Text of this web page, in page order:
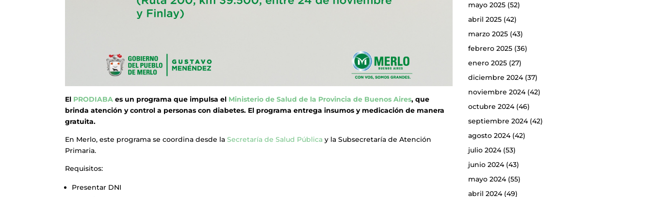
El PRODIABA es un programa que impulsa el Ministerio de Salud de la Provincia de Buenos Aires, que
brinda atención y control a personas con diabetes. El programa entrega insumos y medicación de manera
gratuita.
En Merlo, este programa se coordina desde laSecretaría de Salud Pública y la Subsecretaría de Atención
Primaria.
Requisitos:
Presentar DNI
mayo 2025(52)
abril 2025(42)
marzo 2025(43)
febrero 2025(36)
enero 2025(27)
diciembre 2024(37)
noviembre 2024(42)
octubre 2024(46)
septiembre 2024(42)
agosto 2024(42)
julio 2024(53)
junio 2024(43)
mayo 2024(55)
abril 2024(49)